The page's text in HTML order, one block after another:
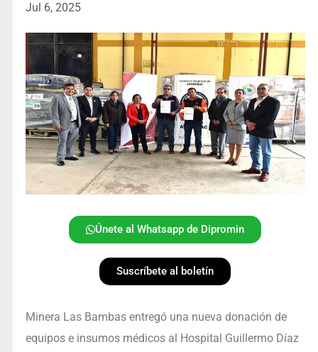
Jul 6, 2025
Únete al Whatsapp de Dipromin
Suscríbete al boletín
Minera Las Bambas entregó una nueva donación de
equipos e insumos médicos al Hospital Guillermo Díaz